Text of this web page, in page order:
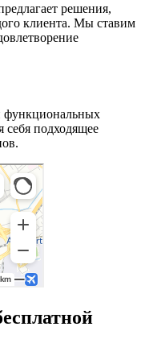
решения,
клиента. Мы ставим
функциональных
себя подходящее